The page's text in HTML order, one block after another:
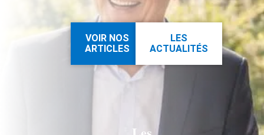
VOIR NOS
ARTICLES
LES
ACTUALITÉS